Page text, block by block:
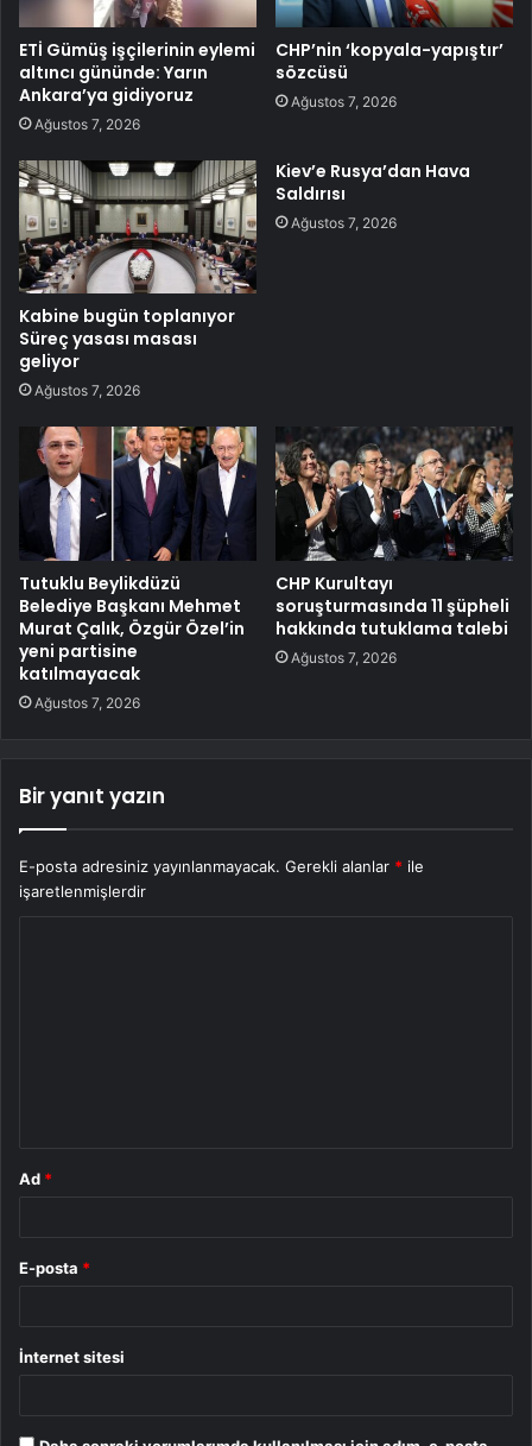
ETİ Gümüş işçilerinin eylemi
altıncı gününde: Yarın
Ankara’ya gidiyoruz
Ağustos 7, 2026
CHP’nin ‘kopyala-yapıştır’
sözcüsü
Ağustos 7, 2026
Kabine bugün toplanıyor
Süreç yasası masası
geliyor
Ağustos 7, 2026
Kiev’e Rusya’dan Hava
Saldırısı
Ağustos 7, 2026
Tutuklu Beylikdüzü
Belediye Başkanı Mehmet
Murat Çalık, Özgür Özel’in
yeni partisine
katılmayacak
Ağustos 7, 2026
CHP Kurultayı
soruşturmasında 11 şüpheli
hakkında tutuklama talebi
Ağustos 7, 2026
Bir yanıt yazın
E-posta adresiniz yayınlanmayacak. Gerekli alanlar * ile
işaretlenmişlerdir
Ad *
E-posta *
İnternet sitesi